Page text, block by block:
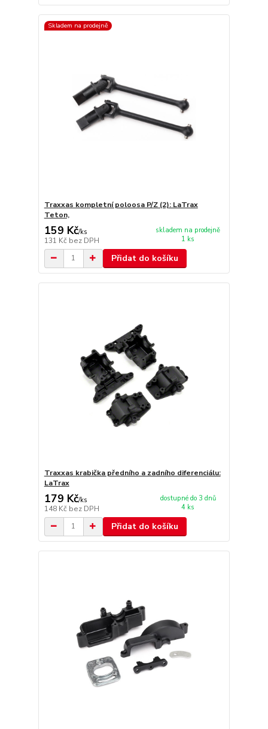
Skladem na prodejně
Traxxas kompletní poloosa P/Z (2): LaTrax
Teton,
159 Kč/ks
131 Kč bez DPH
skladem na prodejně
1 ks
Přidat do košíku
Traxxas krabička předního a zadního diferenciálu:
LaTrax
179 Kč/ks
148 Kč bez DPH
dostupné do 3 dnů
4 ks
Přidat do košíku